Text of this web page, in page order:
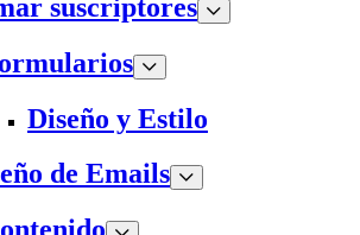
suscriptores
Diseño y Estilo
de Emails